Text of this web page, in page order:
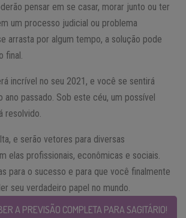
pensar em se casar, morar junto ou ter
um processo judicial ou problema
arrasta por algum tempo, a solução pode
final.
incrível no seu 2021, e você se sentirá
ano passado. Sob este céu, um possível
resolvido.
e serão vetores para diversas
elas profissionais, econômicas e sociais.
para o sucesso e para que você finalmente
seu verdadeiro papel no mundo.
A PREVISÃO COMPLETA PARA SAGITÁRIO!